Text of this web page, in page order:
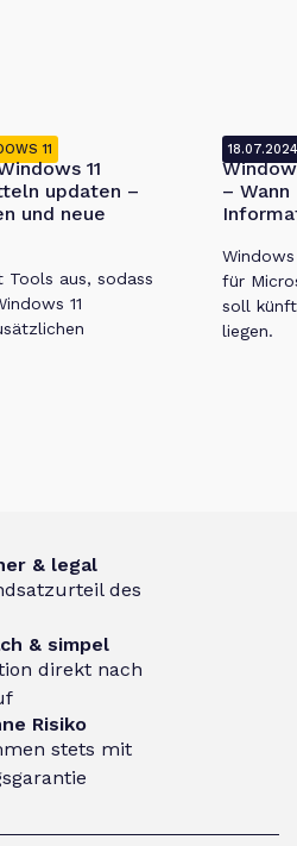
11
11
updaten –
und neue
aus, sodass
11
–
für
soll
liegen.
& legal
des
& simpel
direkt nach
Risiko
stets mit